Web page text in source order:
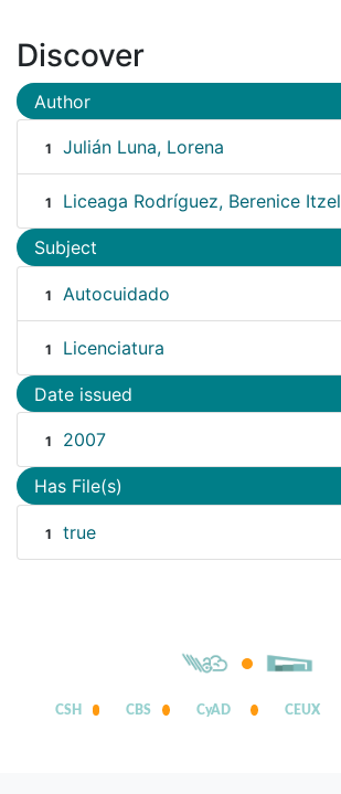
Discover
Author
1 Julián Luna, Lorena
1 Liceaga Rodríguez, Berenice Itzel
Subject
1 Autocuidado
1 Licenciatura
Date issued
1 2007
Has File(s)
1 true
CSH CBS CyAD CEUX